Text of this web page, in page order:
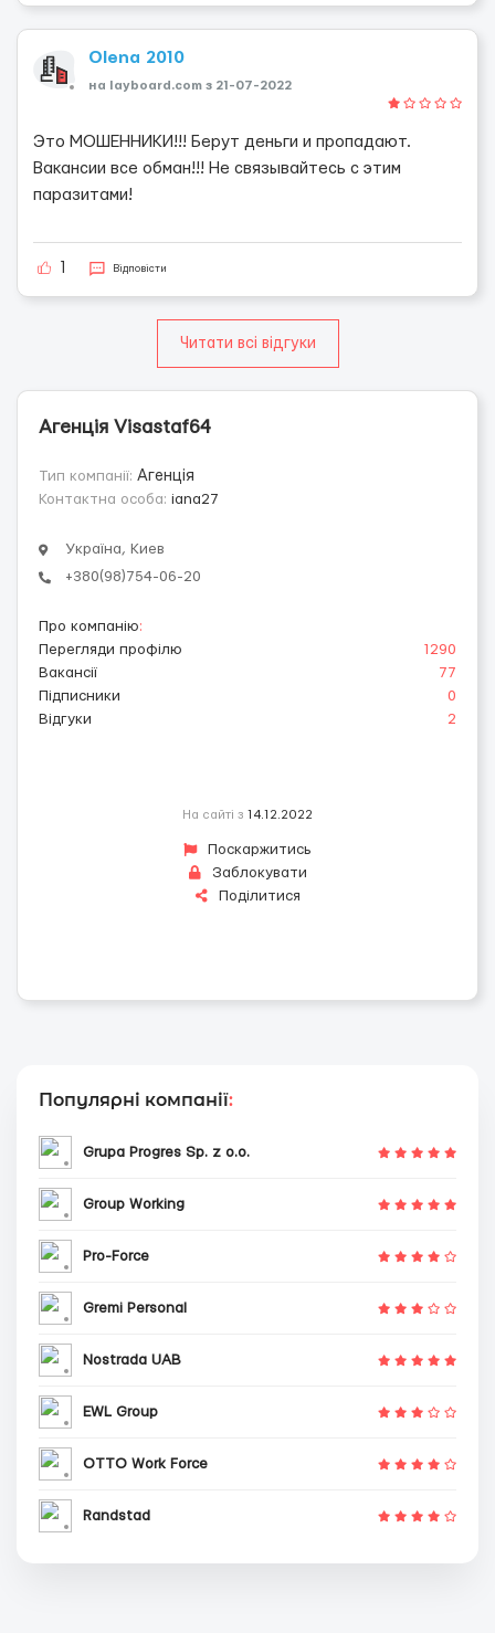
Olena 2010
на layboard.com з 21-07-2022
Это МОШЕННИКИ!!! Берут деньги и пропадают.
Вакансии все обман!!! Не связывайтесь с этим
паразитами!
Відповісти
Читати всі відгуки
Агенція Visastaf64
Тип компанії: Агенція
Контактна особа: iana27
Україна, Киев
+380(98)754-06-20
Про компанію:
Перегляди профілю
1290
Вакансії
77
Підписники
0
Відгуки
2
На сайті з 14.12.2022
Поскаржитись
Заблокувати
Поділитися
Популярні компанії:
Grupa Progres Sp. z o.o.
Group Working
Pro-Force
Gremi Personal
Nostrada UAB
EWL Group
OTTO Work Force
Randstad